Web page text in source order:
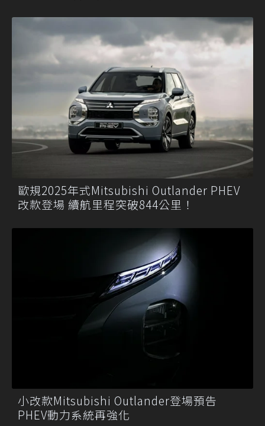
歐規2025年式Mitsubishi Outlander PHEV
改款登場 續航里程突破844公里！
小改款Mitsubishi Outlander登場預告
PHEV動力系統再強化